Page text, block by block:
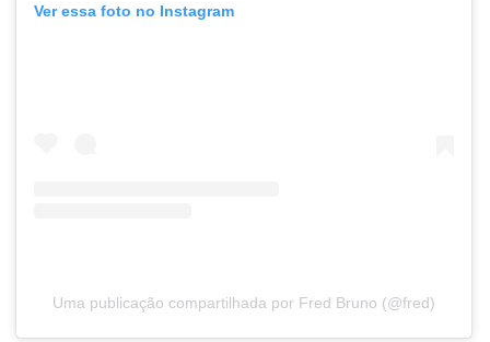
Ver essa foto no Instagram
Uma publicação compartilhada por Fred Bruno (@fred)